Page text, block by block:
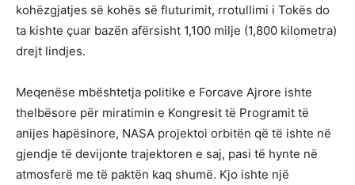
kohëzgjatjes së kohës së fluturimit, rrotullimi i Tokës do
ta kishte çuar bazën afërsisht 1,100 milje (1,800 kilometra)
drejt lindjes.
Meqenëse mbështetja politike e Forcave Ajrore ishte
thelbësore për miratimin e Kongresit të Programit të
anijes hapësinore, NASA projektoi orbitën që të ishte në
gjendje të devijonte trajektoren e saj, pasi të hynte në
atmosferë me të paktën kaq shumë. Kjo ishte një